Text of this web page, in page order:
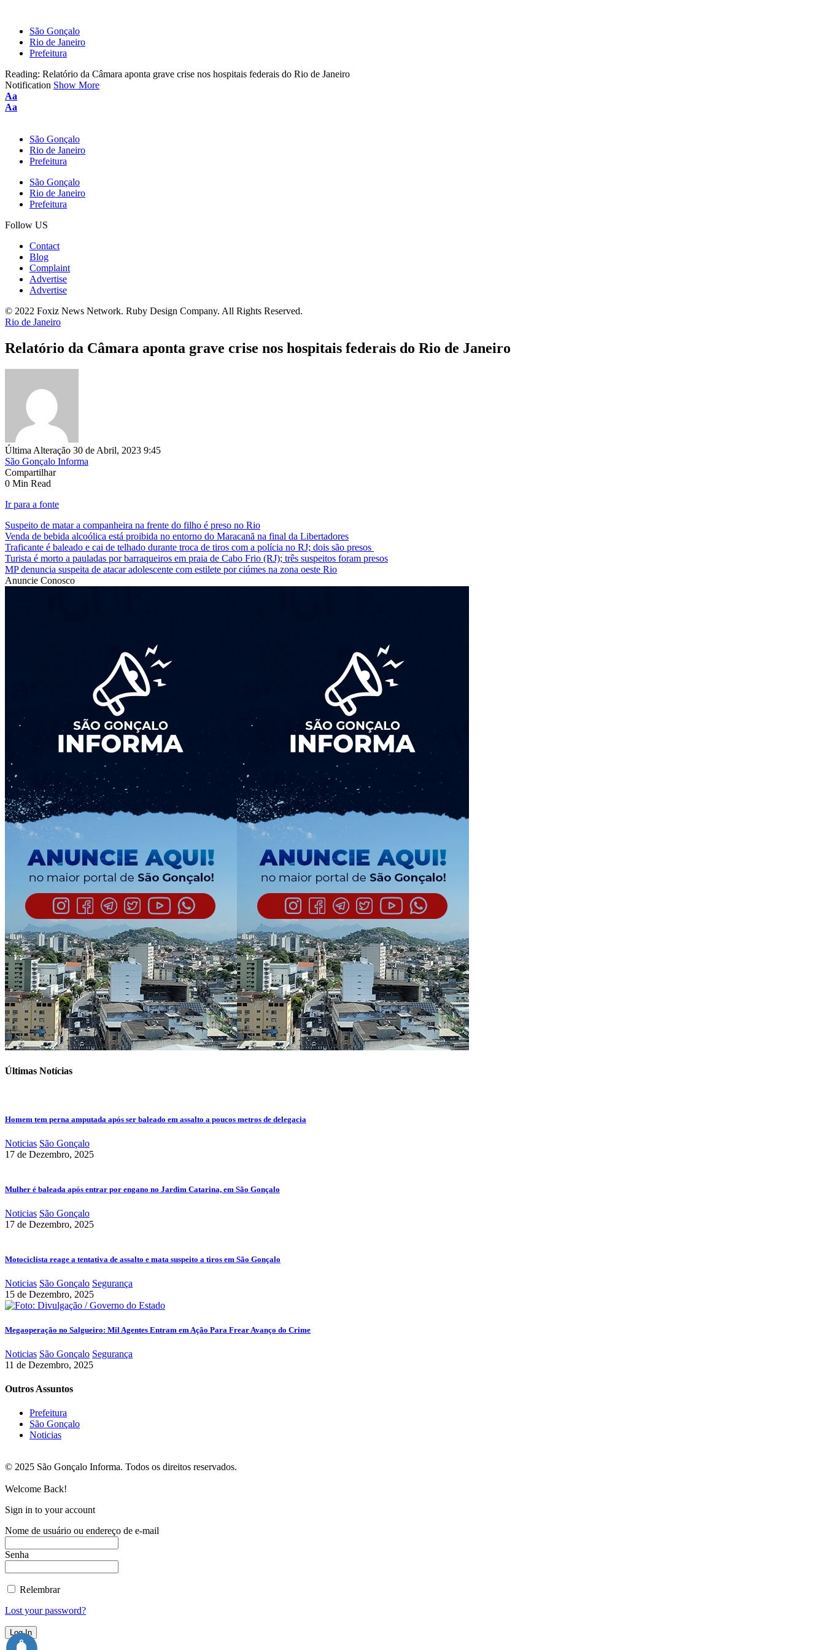
São Gonçalo
Rio de Janeiro
Prefeitura
Reading: Relatório da Câmara aponta grave crise nos hospitais federais do Rio de Janeiro
Notification Show More
Aa
Aa
São Gonçalo
Rio de Janeiro
Prefeitura
São Gonçalo
Rio de Janeiro
Prefeitura
Follow US
Contact
Blog
Complaint
Advertise
Advertise
© 2022 Foxiz News Network. Ruby Design Company. All Rights Reserved.
Rio de Janeiro
Relatório da Câmara aponta grave crise nos hospitais federais do Rio de Janeiro
Última Alteração 30 de Abril, 2023 9:45
São Gonçalo Informa
Compartilhar
0 Min Read
Ir para a fonte
Suspeito de matar a companheira na frente do filho é preso no Rio
Venda de bebida alcoólica está proibida no entorno do Maracanã na final da Libertadores
Traficante é baleado e cai de telhado durante troca de tiros com a polícia no RJ; dois são presos
Turista é morto a pauladas por barraqueiros em praia de Cabo Frio (RJ); três suspeitos foram presos
MP denuncia suspeita de atacar adolescente com estilete por ciúmes na zona oeste Rio
Anuncie Conosco
Últimas Notícias
Homem tem perna amputada após ser baleado em assalto a poucos metros de delegacia
Noticias São Gonçalo
17 de Dezembro, 2025
Mulher é baleada após entrar por engano no Jardim Catarina, em São Gonçalo
Noticias São Gonçalo
17 de Dezembro, 2025
Motociclista reage a tentativa de assalto e mata suspeito a tiros em São Gonçalo
Noticias São Gonçalo Segurança
15 de Dezembro, 2025
Megaoperação no Salgueiro: Mil Agentes Entram em Ação Para Frear Avanço do Crime
Noticias São Gonçalo Segurança
11 de Dezembro, 2025
Outros Assuntos
Prefeitura
São Gonçalo
Noticias
© 2025 São Gonçalo Informa. Todos os direitos reservados.
Welcome Back!
Sign in to your account
Nome de usuário ou endereço de e-mail
Senha
Relembrar
Lost your password?